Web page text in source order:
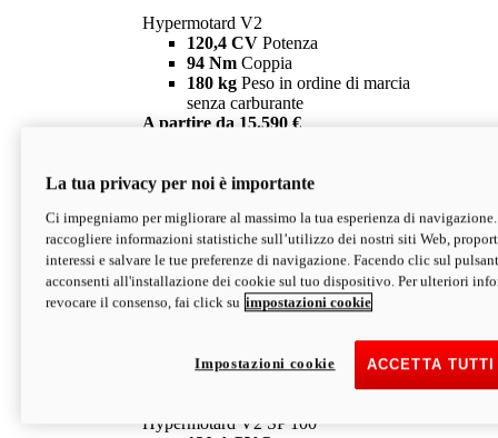
Hypermotard V2
120,4 CV Potenza
94 Nm Coppia
180 kg Peso in ordine di marcia
senza carburante
A partire da 15.590 €
V2 SP
Hypermotard V2 SP
120,4 CVPotenza
94 NmCoppia
177 kgPeso in ordine di marcia
senza carburante
Depotenziata 35 kW: 18.890 € i
configura scopri di più
Hypermotard V2 SP 100
La tua privacy per noi è importante
Ci impegniamo per migliorare al massimo la tua esperienza di
raccogliere informazioni statistiche sull’utilizzo dei nostri siti Web,
interessi e salvare le tue preferenze di navigazione. Facendo clic sul
acconsenti all'installazione dei cookie sul tuo dispositivo. Per ulteriori
revocare il consenso, fai click su impostazioni cookie
ACCETTA
Impostazioni cookie